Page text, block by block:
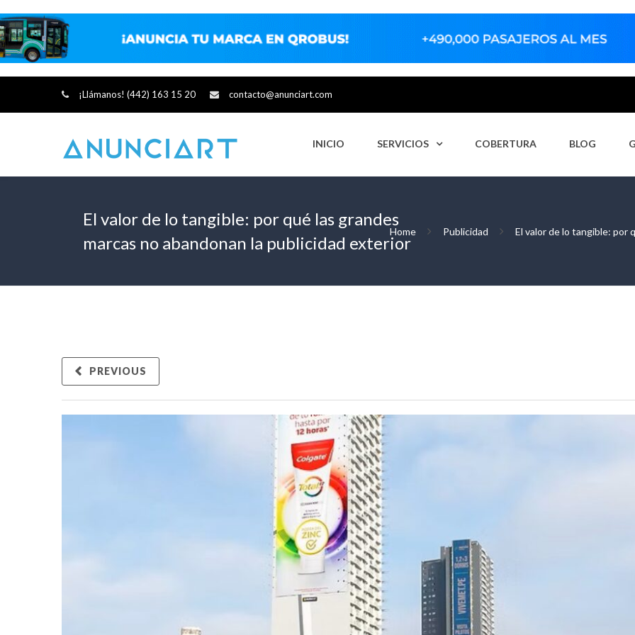
¡Llámanos! (442) 163 15 20 contacto@anunciart.com
INICIO SERVICIOS COBERTURA BLOG
El valor de lo tangible: por qué las grandes
marcas no abandonan la publicidad exterior
Home Publicidad El valor de lo tangible: por
PREVIOUS